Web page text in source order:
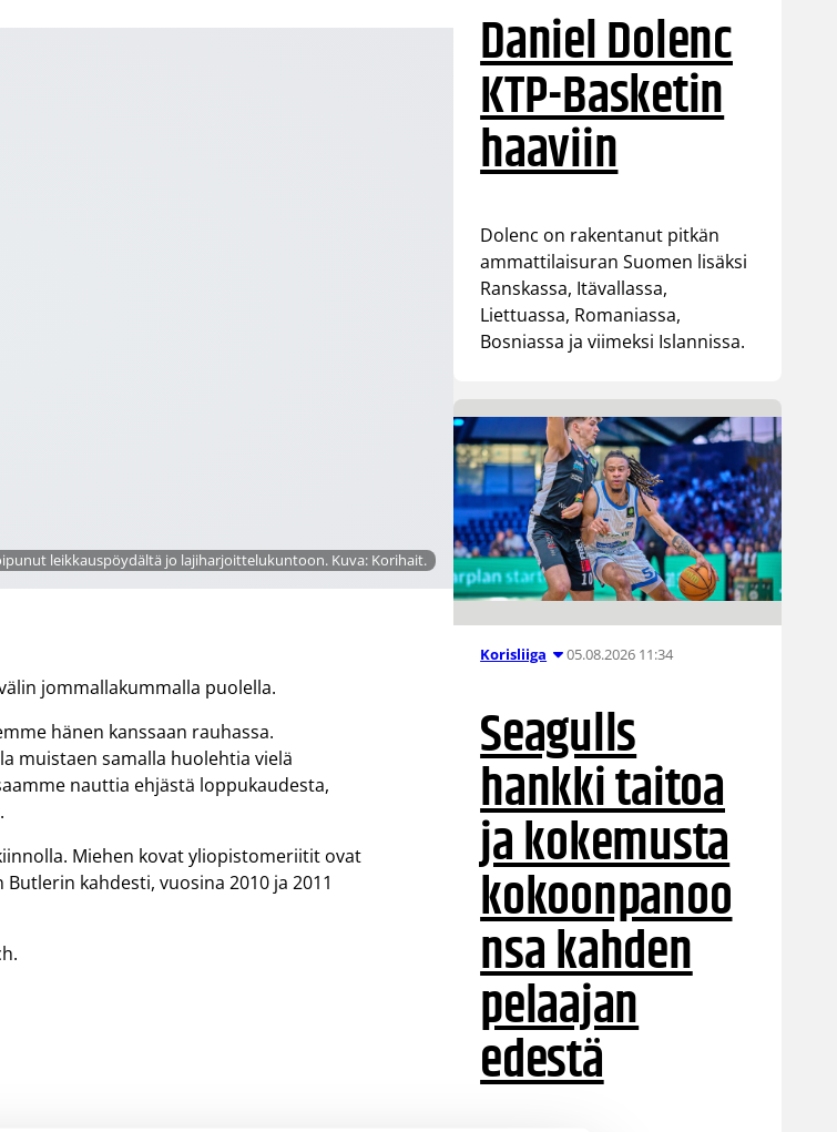
leikkauspöydältä jo lajiharjoittelukuntoon. Kuva: Korihait.
jommallakummalla puolella.
hänen kanssaan rauhassa.
muistaen samalla huolehtia vielä
nauttia ehjästä loppukaudesta,
Miehen kovat yliopistomeriitit ovat
kahdesti, vuosina 2010 ja 2011
Daniel Dolenc
KTP-Basketin
haaviin
Dolenc on rakentanut pitkän
ammattilaisuran Suomen lisäksi
Ranskassa, Itävallassa,
Liettuassa, Romaniassa,
Bosniassa ja viimeksi Islannissa.
Korisliiga 05.08.2026 11:34
Seagulls
hankki taitoa
ja kokemusta
kokoonpanoo
nsa kahden
pelaajan
edestä